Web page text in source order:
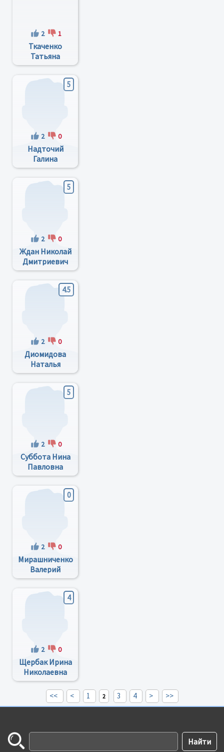
2 1
Ткаченко
Татьяна
Владимировна
5
2 0
Надточий
Галина
Семеновна
5
2 0
Ждан Николай
Дмитриевич
4.5
2 0
Диомидова
Наталья
Юрьевна
5
2 0
Суббота Нина
Павловна
0
2 0
Мирашниченко
Валерий
Иванович
4
2 0
Щербак Ирина
Николаевна
<< < 1 2 3 4 > >>